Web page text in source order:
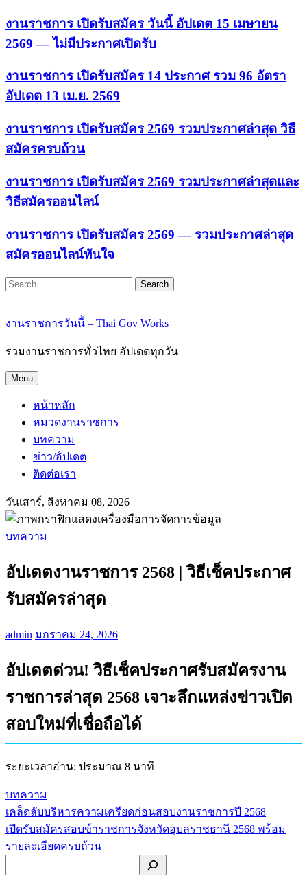
งานราชการ เปิดรับสมัคร วันนี้ อัปเดต 15 เมษายน
2569 — ไม่มีประกาศเปิดรับ
งานราชการ เปิดรับสมัคร 14 ประกาศ รวม 96 อัตรา
อัปเดต 13 เม.ย. 2569
งานราชการ เปิดรับสมัคร 2569 รวมประกาศล่าสุด วิธี
สมัครครบถ้วน
งานราชการ เปิดรับสมัคร 2569 รวมประกาศล่าสุดและ
วิธีสมัครออนไลน์
งานราชการ เปิดรับสมัคร 2569 — รวมประกาศล่าสุด
สมัครออนไลน์ทันใจ
Search
งานราชการวันนี้ – Thai Gov Works
รวมงานราชการทั่วไทย อัปเดตทุกวัน
Menu
หน้าหลัก
หมวดงานราชการ
บทความ
ข่าว/อัปเดต
ติดต่อเรา
วันเสาร์, สิงหาคม 08, 2026
บทความ
อัปเดตงานราชการ 2568 | วิธีเช็คประกาศ
รับสมัครล่าสุด
admin มกราคม 24, 2026
อัปเดตด่วน! วิธีเช็คประกาศรับสมัครงาน
ราชการล่าสุด 2568 เจาะลึกแหล่งข่าวเปิด
สอบใหม่ที่เชื่อถือได้
ระยะเวลาอ่าน: ประมาณ 8 นาที
บทความ
แนะแนว
เรื่อง
เคล็ดลับบริหารความเครียดก่อนสอบงานราชการปี 2568
เปิดรับสมัครสอบข้าราชการจังหวัดอุบลราชธานี 2568 พร้อม
รายละเอียดครบถ้วน